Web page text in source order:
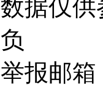
据仅
报邮箱